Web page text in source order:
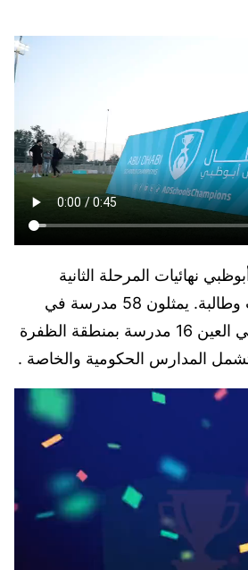
نهائيات المرحلة الثانية
بمشاركة 1008 طالب وطالبة. يمثلون 58 مدرسة في
أبوظبي 49 مدرسة في العين 16 مدرسة بمنطقة الظفرة